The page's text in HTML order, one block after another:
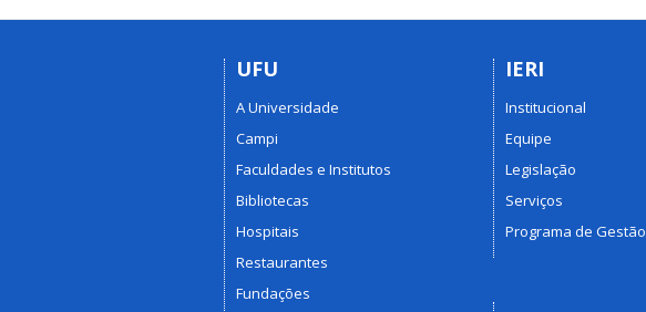
UFU
A Universidade
Campi
Faculdades e Institutos
Bibliotecas
Hospitais
Restaurantes
Fundações
IERI
Institucional
Equipe
Legislação
Serviços
Programa de Gestão